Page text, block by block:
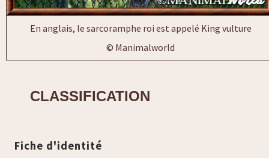
En anglais, le sarcoramphe roi est appelé King vulture
© Manimalworld
CLASSIFICATION
Fiche d'identité